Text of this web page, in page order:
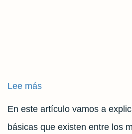
Lee más
Rest
En este artículo vamos a
básicas que existen entre los